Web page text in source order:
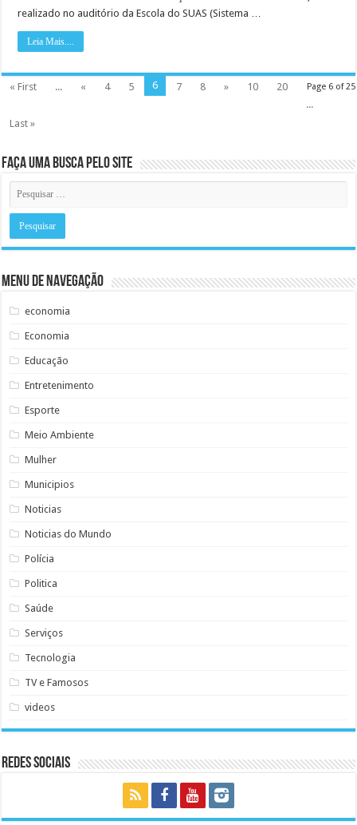
realizado no auditório da Escola do SUAS (Sistema …
Leia Mais....
Page 6 of 25
« First ... « 4 5 6 7 8 » 10
20
...
Last »
Faça uma busca pelo Site
Menu de Navegação
economia
Economia
Educação
Entretenimento
Esporte
Meio Ambiente
Mulher
Municipios
Noticias
Noticias do Mundo
Polícia
Politica
Saúde
Serviços
Tecnologia
TV e Famosos
videos
Redes Sociais